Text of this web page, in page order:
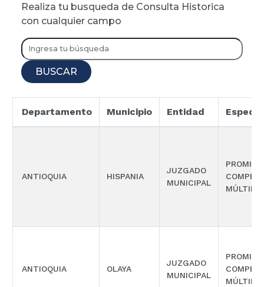
Realiza tu busqueda de Consulta Historica
con cualquier campo
BUSCAR
Departamento Municipio Entidad
ANTIOQUIA HISPANIA
JUZGADO
MUNICIPAL
ANTIOQUIA OLAYA
JUZGADO
MUNICIPAL